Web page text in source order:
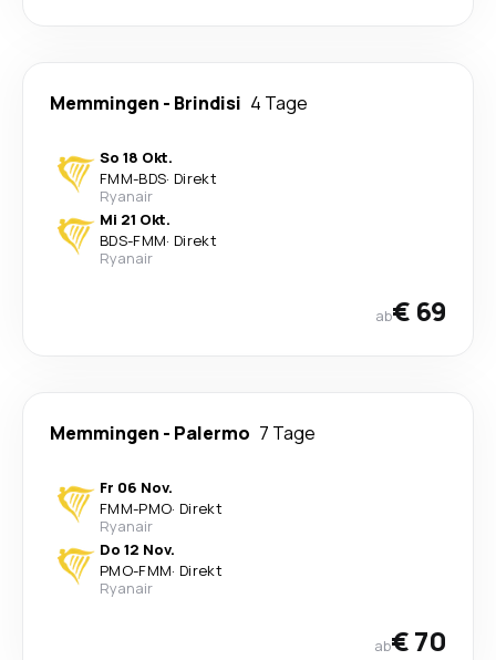
Memmingen - Brindisi 4 Tage
So 18 Okt.
FMM-BDS· Direkt
Ryanair
Mi 21 Okt.
BDS-FMM· Direkt
Ryanair
ab€ 69
Memmingen - Palermo 7 Tage
Fr 06 Nov.
FMM-PMO· Direkt
Ryanair
Do 12 Nov.
PMO-FMM· Direkt
Ryanair
ab€ 70